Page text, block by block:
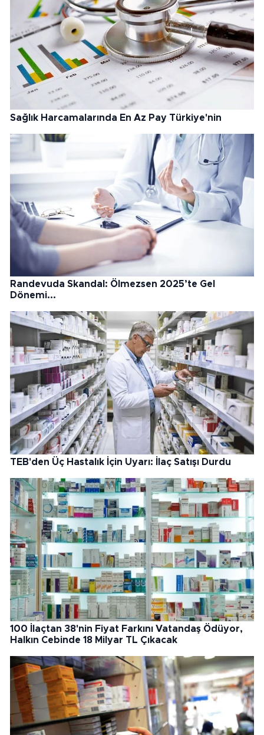
Sağlık Harcamalarında En Az Pay Türkiye'nin
Randevuda Skandal: Ölmezsen 2025’te Gel
Dönemi...
TEB'den Üç Hastalık İçin Uyarı: İlaç Satışı Durdu
100 İlaçtan 38'nin Fiyat Farkını Vatandaş Ödüyor,
Halkın Cebinde 18 Milyar TL Çıkacak